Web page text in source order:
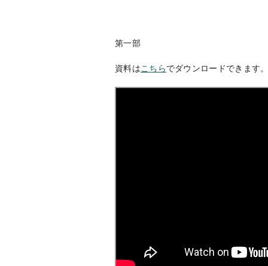
第一部
資料はこちらでダウンロードできます